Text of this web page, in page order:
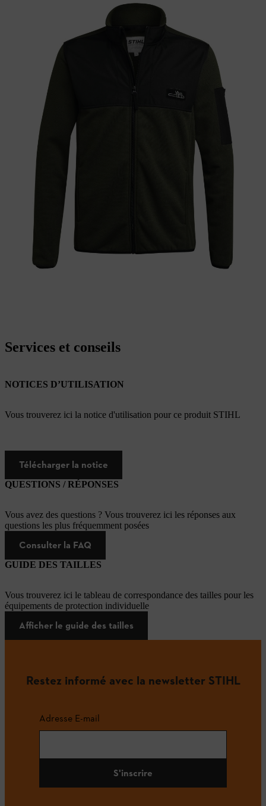
Services et conseils
NOTICES D’UTILISATION
Vous trouverez ici la notice d'utilisation pour ce produit STIHL
Télécharger la notice
QUESTIONS / RÉPONSES
Vous avez des questions ? Vous trouverez ici les réponses aux
questions les plus fréquemment posées
Consulter la FAQ
GUIDE DES TAILLES
Vous trouverez ici le tableau de correspondance des tailles pour les
équipements de protection individuelle
Afficher le guide des tailles
Restez informé avec la newsletter STIHL
Adresse E-mail
S'inscrire